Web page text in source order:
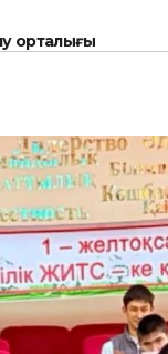
орталығы